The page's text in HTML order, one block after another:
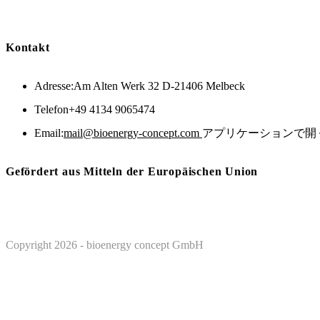
Kontakt
Adresse:Am Alten Werk 32 D-21406 Melbeck
Telefon+49 4134 9065474
Email:mail@bioenergy-concept.com アプリケーションで開
Gefördert aus Mitteln der Europäischen Union
Copyright 2026 - bioenergy concept GmbH